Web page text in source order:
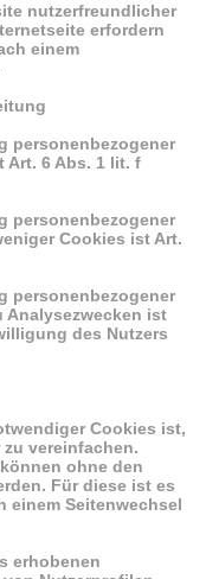
nutzerfreundlicher
erfordern
einem
personenbezogener
Art. 6 Abs. 1 lit. f
personenbezogener
Cookies ist Art.
personenbezogener
Analysezwecken ist
des Nutzers
Cookies ist,
vereinfachen.
ohne den
Für diese ist es
einem Seitenwechsel
erhobenen